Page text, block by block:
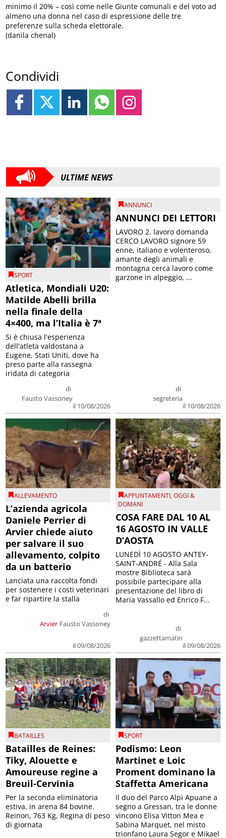
minimo il 20% – così come nelle Giunte comunali e del voto ad
almeno una donna nel caso di espressione delle tre
preferenze sulla scheda elettorale.
(danila chenal)
Condividi
ULTIME NEWS
SPORT
Atletica, Mondiali U20:
Matilde Abelli brilla
nella finale della
4×400, ma l’Italia è 7ª
di
Fausto Vassoney
il 10/08/2026
Si è chiusa l'esperienza
dell'atleta valdostana a
Eugene, Stati Uniti, dove ha
preso parte alla rassegna
iridata di categoria
ANNUNCI
ANNUNCI DEI LETTORI
di
segreteria
il 10/08/2026
LAVORO 2. lavoro domanda
CERCO LAVORO signore 59
enne, italiano e volenteroso,
amante degli animali e
montagna cerca lavoro come
garzone in alpeggio, ...
ALLEVAMENTO
L’azienda agricola
Daniele Perrier di
Arvier chiede aiuto
per salvare il suo
allevamento, colpito
da un batterio
Arvier
di
Fausto Vassoney
il 09/08/2026
Lanciata una raccolta fondi
per sostenere i costi veterinari
e far ripartire la stalla
APPUNTAMENTI,OGGI &
DOMANI
COSA FARE DAL 10 AL
16 AGOSTO IN VALLE
D’AOSTA
di
gazzettamatin
il 09/08/2026
LUNEDÌ 10 AGOSTO ANTEY-
SAINT-ANDRÉ - Alla Sala
mostre Biblioteca sarà
possibile partecipare alla
presentazione del libro di
Maria Vassallo ed Enrico F...
BATAILLES
Batailles de Reines:
Tiky, Alouette e
Amoureuse regine a
Breuil-Cervinia
Per la seconda eliminatoria
estiva, in arena 84 bovine.
Reinon, 763 Kg, Regina di peso
di giornata
SPORT
Podismo: Leon
Martinet e Loic
Proment dominano la
Staffetta Americana
Il duo del Parco Alpi Apuane a
segno a Gressan, tra le donne
vincono Elisa Vitton Mea e
Sabina Marquet, nel misto
trionfano Laura Segor e Mikael